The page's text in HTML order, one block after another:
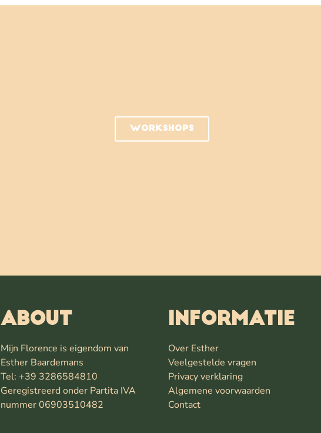
Workshops
ABOUT
Mijn Florence is eigendom van
Esther Baardemans
Tel: +39 3286584810
Geregistreerd onder Partita IVA
nummer 06903510482
INFORMATIE
Over Esther
Veelgestelde vragen
Privacy verklaring
Algemene voorwaarden
Contact